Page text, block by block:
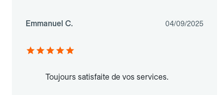
Emmanuel C. 04/09/2025
Toujours satisfaite de vos services.